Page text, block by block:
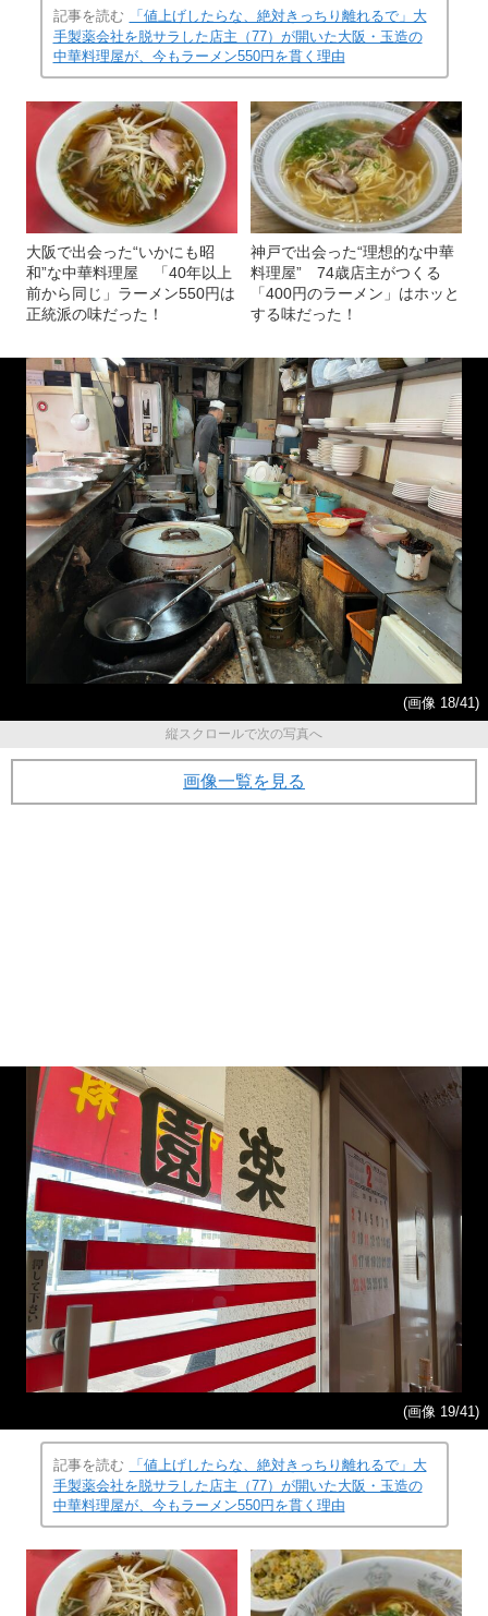
記事を読む
「値上げしたらな、絶対きっちり離れるで」大
手製薬会社を脱サラした店主（77）が開いた大阪・玉造の
中華料理屋が、今もラーメン550円を貫く理由
大阪で出会った“いかにも昭
和”な中華料理屋 「40年以上
前から同じ」ラーメン550円は
正統派の味だった！
神戸で出会った“理想的な中華
料理屋” 74歳店主がつくる
「400円のラーメン」はホッと
する味だった！
(画像 18/41)
縦スクロールで次の写真へ
画像一覧を見る
(画像 19/41)
記事を読む
「値上げしたらな、絶対きっちり離れるで」大
手製薬会社を脱サラした店主（77）が開いた大阪・玉造の
中華料理屋が、今もラーメン550円を貫く理由